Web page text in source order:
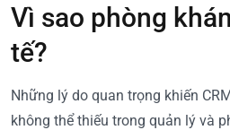
Vì sao phòng
tế?
Những lý do quan trọng khiến
không thể thiếu trong quản lý và